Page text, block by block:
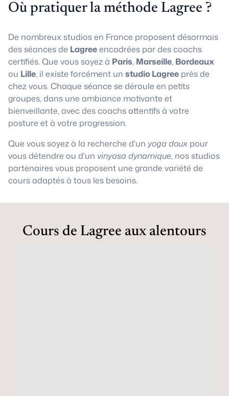
Où pratiquer la méthode Lagree ?
De nombreux studios en France proposent désormais
des séances de Lagreeencadrées par des coachs
certifiés. Que vous soyez à Paris, Marseille, Bordeaux
ou Lille, il existe forcément un studio Lagree près de
chez vous. Chaque séance se déroule en petits
groupes, dans une ambiance motivante et
bienveillante, avec des coachs attentifs à votre
posture et à votre progression.
Que vous soyez à la recherche d'un yoga doux pour
vous détendre ou d'un vinyasa dynamique, nos studios
partenaires vous proposent une grande variété de
cours adaptés à tous les besoins.
Cours de Lagree aux alentours